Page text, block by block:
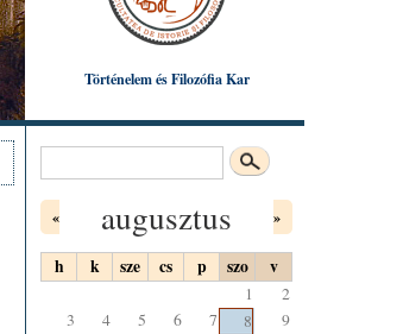
Történelem és Filozófia Kar
Keresés űrlap
Keresés
augusztus
« »
h k sze cs p szo v
1
2
3
4 5 6 7 8
9